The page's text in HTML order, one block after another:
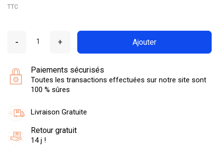
TTC
- + Ajouter
Paiements sécurisés
Toutes les transactions effectuées sur notre site sont
100 % sûres
Livraison Gratuite
Retour gratuit
14 j !